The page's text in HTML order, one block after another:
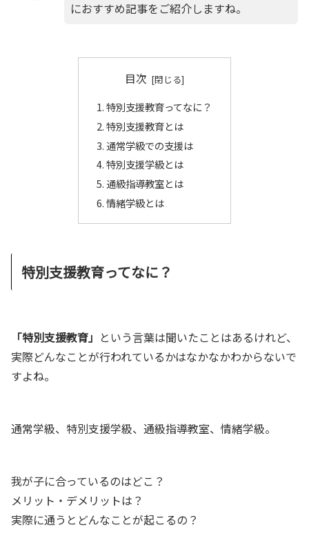
におすすめ記事をご紹介しますね。
目次
特別支援教育ってなに？
特別支援教育とは
通常学級での支援は
特別支援学級とは
通級指導教室とは
情緒学級とは
特別支援教育ってなに？
「特別支援教育」 という言葉は聞いたことはあるけれど、
実際どんなことが行われているかはなかなかわからないで
すよね。
通常学級、特別支援学級、通級指導教室、情緒学級。
我が子に合っているのはどこ？
メリット・デメリットは？
実際に通うとどんなことが起こるの？